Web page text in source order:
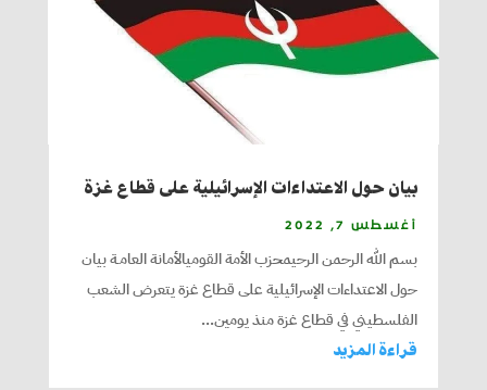
بيان حول الاعتداءات الإسرائيلية على قطاع غزة
أغسطس 7, 2022
بسم الله الرحمن الرحيمحزب الأمة القوميالأمانة العامـة بيان
حول الاعتداءات الإسرائيلية على قطاع غزة يتعرض الشعب
الفلسطيني في قطاع غزة منذ يومين...
قراءة المزيد